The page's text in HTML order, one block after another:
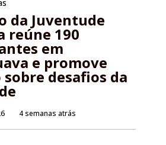
da Juventude
reúne 190
em
e promove
desafios da
4 semanas atrás